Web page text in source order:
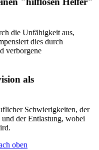
die Unfähigkeit aus,
dies durch
verborgene
als
Schwierigkeiten, der
der Entlastung, wobei
oben